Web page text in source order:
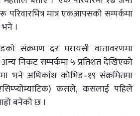
परिवारभित्र मात्र एकआपसको सम्पर्कमा
।
संक्रमण दर घरायसी वातावरणमा
निकट सम्पर्कमा ५ प्रतिशत देखिएको
भने अधिकांश कोभिड–१९ संक्रमितमा
कसले, कसलाई पहिले
बनेको छ ।